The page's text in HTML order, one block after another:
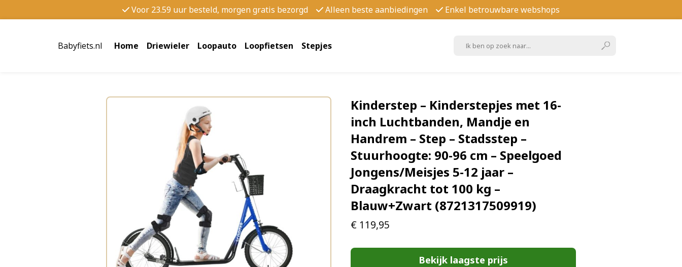
Voor 23.59 uur besteld, morgen gratis bezorgd Alleen beste aanbiedingen Enkel betrouwbare webshops
Babyfiets.nl Home Driewieler Loopauto Loopfietsen Stepjes
Kinderstep – Kinderstepjes met 16-
inch Luchtbanden, Mandje en
Handrem – Step – Stadsstep –
Stuurhoogte: 90-96 cm – Speelgoed
Jongens/Meisjes 5-12 jaar –
Draagkracht tot 100 kg –
Blauw+Zwart (8721317509919)
€ 119,95
Bekijk laagste prijs